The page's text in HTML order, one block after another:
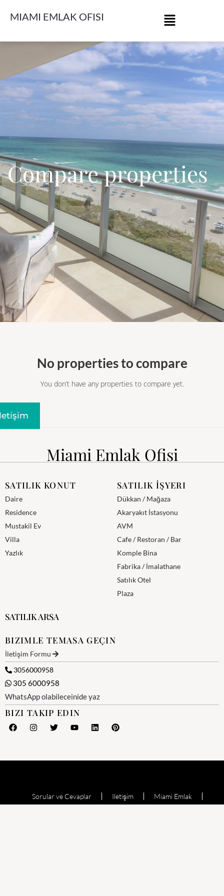
MIAMI EMLAK OFISI
Compare properties
No properties to compare
You don’t have any properties to compare yet.
Miami Emlak Ofisi
SATILIK KONUT
Daire
Residence
Mustakil Ev
Villa
Yazlık
SATILIK İŞYERI
Dükkan / Mağaza
Akaryakıt İstasyonu
AVM
Cafe / Restoran / Bar
Komple Bina
Fabrika / İmalathane
Satılık Otel
Plaza
SATILIK ARSA
BIZIMLE TEMASA GEÇIN
İletişim Formu
3056000958
305 6000958
WhatsApp olabileceinide yaz
BIZI TAKIP EDIN
Sorular ve Cevaplar Iletişim Miami Emlak